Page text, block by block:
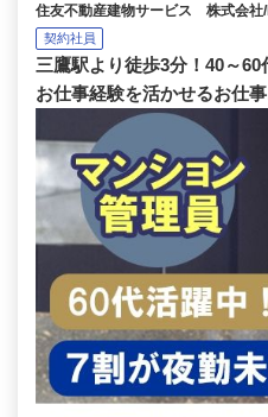
住友不動産建物サービス 株式会社
契約社員
三鷹駅より徒歩3分！40～
お仕事経験を活かせるお仕事